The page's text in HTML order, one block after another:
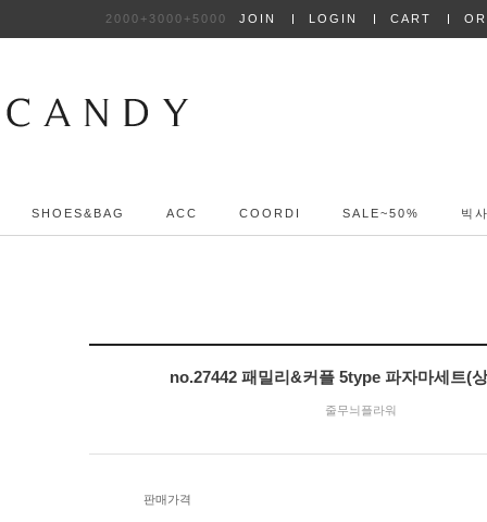
2000+3000+5000 JOIN LOGIN CART
SHOES&BAG ACC COORDI SALE~50% 빅
no.27442 패밀리&커플 5type 파자마세트(
줄무늬플라워
판매가격